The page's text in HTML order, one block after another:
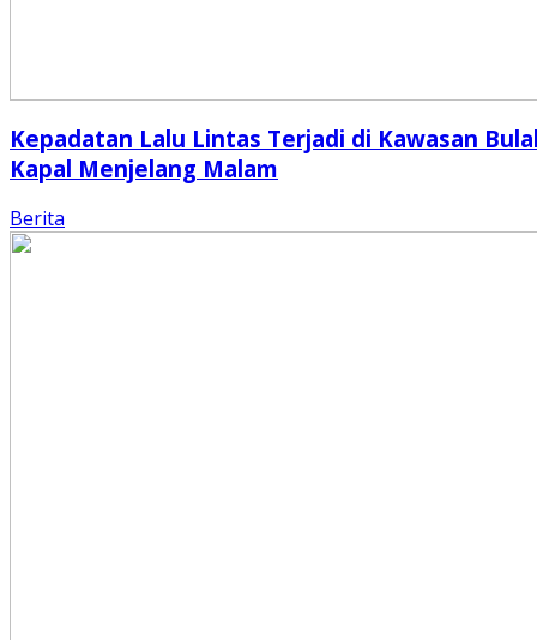
Kepadatan Lalu Lintas Terjadi di Kawasan
Kapal Menjelang Malam
Berita